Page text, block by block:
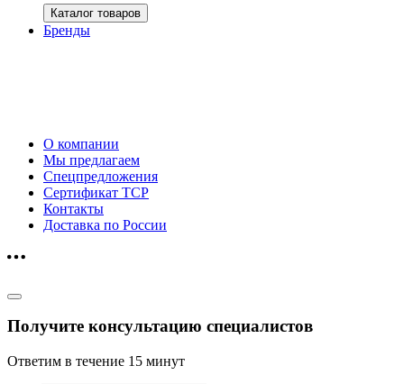
Каталог товаров
Бренды
О компании
Мы предлагаем
Спецпредложения
Сертификат ТСР
Контакты
Доставка по России
Получите консультацию специалистов
Ответим в течение 15 минут